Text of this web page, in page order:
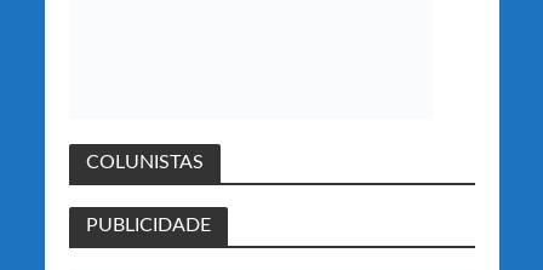
COLUNISTAS
PUBLICIDADE